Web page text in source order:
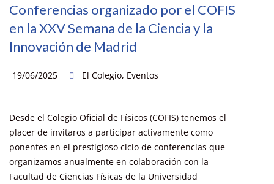
Conferencias organizado por el COFIS
en la XXV Semana de la Ciencia y la
Innovación de Madrid
19/06/2025 El Colegio, Eventos
Desde el Colegio Oficial de Físicos (COFIS) tenemos el
placer de invitaros a participar activamente como
ponentes en el prestigioso ciclo de conferencias que
organizamos anualmente en colaboración con la
Facultad de Ciencias Físicas de la Universidad